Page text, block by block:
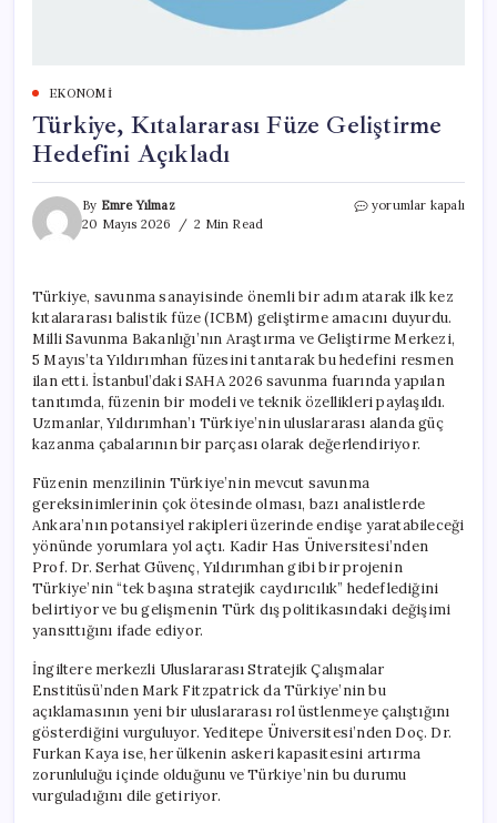
EKONOMI
Türkiye, Kıtalararası Füze Geliştirme
Hedefini Açıkladı
By Emre Yılmaz
20 Mayıs 2026
2 Min Read
Türkiye,
Açıkladı
için
yorumlar kapalı
Türkiye, savunma sanayisinde önemli bir adım atarak ilk kez
kıtalararası balistik füze (ICBM) geliştirme amacını duyurdu.
Milli Savunma Bakanlığı’nın Araştırma ve Geliştirme Merkezi,
5 Mayıs’ta Yıldırımhan füzesini tanıtarak bu hedefini resmen
ilan etti. İstanbul’daki SAHA 2026 savunma fuarında yapılan
tanıtımda, füzenin bir modeli ve teknik özellikleri paylaşıldı.
Uzmanlar, Yıldırımhan’ı Türkiye’nin uluslararası alanda güç
kazanma çabalarının bir parçası olarak değerlendiriyor.
Füzenin menzilinin Türkiye’nin mevcut savunma
gereksinimlerinin çok ötesinde olması, bazı analistlerde
Ankara’nın potansiyel rakipleri üzerinde endişe yaratabileceği
yönünde yorumlara yol açtı. Kadir Has Üniversitesi’nden
Prof. Dr. Serhat Güvenç, Yıldırımhan gibi bir projenin
Türkiye’nin “tek başına stratejik caydırıcılık” hedeflediğini
belirtiyor ve bu gelişmenin Türk dış politikasındaki değişimi
yansıttığını ifade ediyor.
İngiltere merkezli Uluslararası Stratejik Çalışmalar
Enstitüsü’nden Mark Fitzpatrick da Türkiye’nin bu
açıklamasının yeni bir uluslararası rol üstlenmeye çalıştığını
gösterdiğini vurguluyor. Yeditepe Üniversitesi’nden Doç. Dr.
Furkan Kaya ise, her ülkenin askeri kapasitesini artırma
zorunluluğu içinde olduğunu ve Türkiye’nin bu durumu
vurguladığını dile getiriyor.